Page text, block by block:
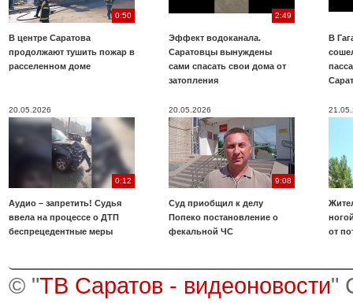
0:50
В центре Саратова
продолжают тушить пожар в
расселенном доме
2:49
Эффект водоканала.
Саратовцы вынуждены
сами спасать свои дома от
затопления
В
20.05.2026
0:12
Аудио – запретить! Судья
ввела на процессе о ДТП
беспрецедентные меры
20.05.2026
9:08
Суд приобщил к делу
Попеко постановление о
фекальной ЧС
от
© "ТВ Саратов - видеоновости"